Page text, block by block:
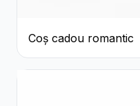
Coș cadou romantic